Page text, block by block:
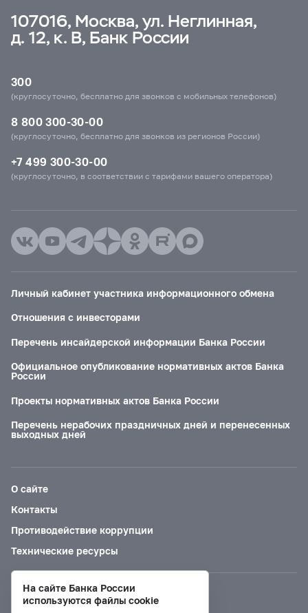
107016, Москва, ул. Неглинная,
д. 12, к. В, Банк России
300
(круглосуточно, бесплатно для звонков с мобильных телефонов)
8 800 300-30-00
(круглосуточно, бесплатно для звонков из регионов России)
+7 499 300-30-00
(круглосуточно, в соответствии с тарифами вашего оператора)
Личный кабинет участника информационного обмена
Отношения с инвесторами
Перечень инсайдерской информации Банка России
Официальное опубликование нормативных актов Банка
России
Проекты нормативных актов Банка России
Перечень нерабочих праздничных дней и перенесенных
выходных дней
О сайте
Контакты
Противодействие коррупции
Технические ресурсы
Версия для слабовидящих
На сайте Банка России
используются файлы cookie